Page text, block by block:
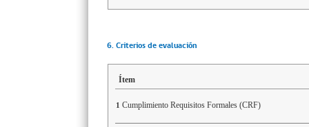
6. Criterios de evaluación
Ítem
1 Cumplimiento Requisitos Formales (CRF)